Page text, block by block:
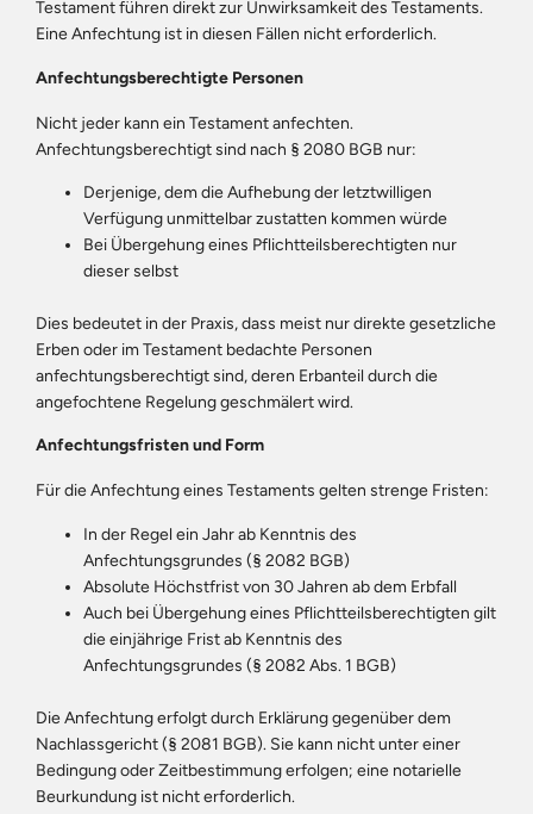
Testament führen direkt zur Unwirksamkeit des Testaments.
Eine Anfechtung ist in diesen Fällen nicht erforderlich.
Anfechtungsberechtigte Personen
Nicht jeder kann ein Testament anfechten.
Anfechtungsberechtigt sind nach § 2080 BGB nur:
Derjenige, dem die Aufhebung der letztwilligen
Verfügung unmittelbar zustatten kommen würde
Bei Übergehung eines Pflichtteilsberechtigten nur
dieser selbst
Dies bedeutet in der Praxis, dass meist nur direkte gesetzliche
Erben oder im Testament bedachte Personen
anfechtungsberechtigt sind, deren Erbanteil durch die
angefochtene Regelung geschmälert wird.
Anfechtungsfristen und Form
Für die Anfechtung eines Testaments gelten strenge Fristen:
In der Regel ein Jahr ab Kenntnis des
Anfechtungsgrundes (§ 2082 BGB)
Absolute Höchstfrist von 30 Jahren ab dem Erbfall
Auch bei Übergehung eines Pflichtteilsberechtigten gilt
die einjährige Frist ab Kenntnis des
Anfechtungsgrundes (§ 2082 Abs. 1 BGB)
Die Anfechtung erfolgt durch Erklärung gegenüber dem
Nachlassgericht (§ 2081 BGB). Sie kann nicht unter einer
Bedingung oder Zeitbestimmung erfolgen; eine notarielle
Beurkundung ist nicht erforderlich.